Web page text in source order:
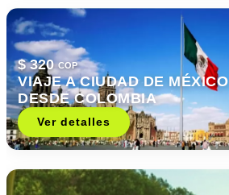
$ 320COP
VIAJE A CIUDAD DE MÉXICO
DESDE COLOMBIA
Ver detalles